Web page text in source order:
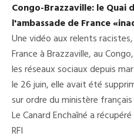
Congo-Brazzaville: le
l'ambassade de France
Une vidéo aux relents
France à Brazzaville, au
les réseaux sociaux depuis
le 26 juin, elle avait été
sur ordre du ministère
Le Canard Enchaîné a
RFI